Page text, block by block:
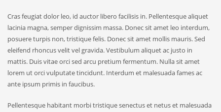
Cras feugiat dolor leo, id auctor libero facilisis in. Pellentesque aliquet
lacinia magna, semper dignissim massa. Donec sit amet leo interdum,
posuere turpis non, tristique felis. Donec sit amet mollis mauris. Sed
eleifend rhoncus velit vel gravida. Vestibulum aliquet ac justo in
mattis. Duis vitae orci sed arcu pretium fermentum. Nulla sit amet
lorem ut orci vulputate tincidunt. Interdum et malesuada fames ac
ante ipsum primis in faucibus.
Pellentesque habitant morbi tristique senectus et netus et malesuada